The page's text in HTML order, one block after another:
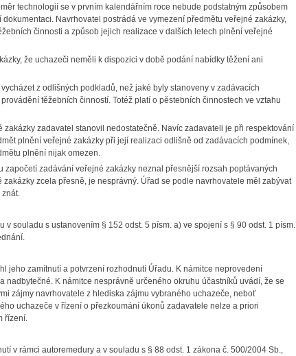
technologií se v prvním kalendářním roce nebude podstatným způsobem
Navrhovatel postrádá ve vymezení předmětu veřejné zakázky,
činnosti a způsob jejich realizace v dalších letech plnění veřejné
že uchazeči neměli k dispozici v době podání nabídky těžení ani
z odlišných podkladů, než jaké byly stanoveny v zadávacích
těžebních činností. Totéž platí o pěstebních činnostech ve vztahu
zadavatel stanovil nedostatečně. Navíc zadavateli je při respektování
plnění veřejné zakázky při její realizaci odlišně od zadávacích podmínek,
plnění nijak omezen.
zadávání veřejné zakázky neznal přesnější rozsah poptávaných
zcela přesně, je nesprávný. Úřad se podle navrhovatele měl zabývat
znát.
souladu s ustanovením § 152 odst. 5 písm. a) ve spojení s § 90 odst. 1 písm.
jeho zamítnutí a potvrzení rozhodnutí Úřadu. K námitce neprovedení
K námitce nesprávně určeného okruhu účastníků uvádí, že se
zájmy navrhovatele z hlediska zájmu vybraného uchazeče, neboť
uchazeče v řízení o přezkoumání úkonů zadavatele nelze a priori
řízení.
v rámci autoremedury a v souladu s § 88 odst. 1 zákona č. 500/2004 Sb.,